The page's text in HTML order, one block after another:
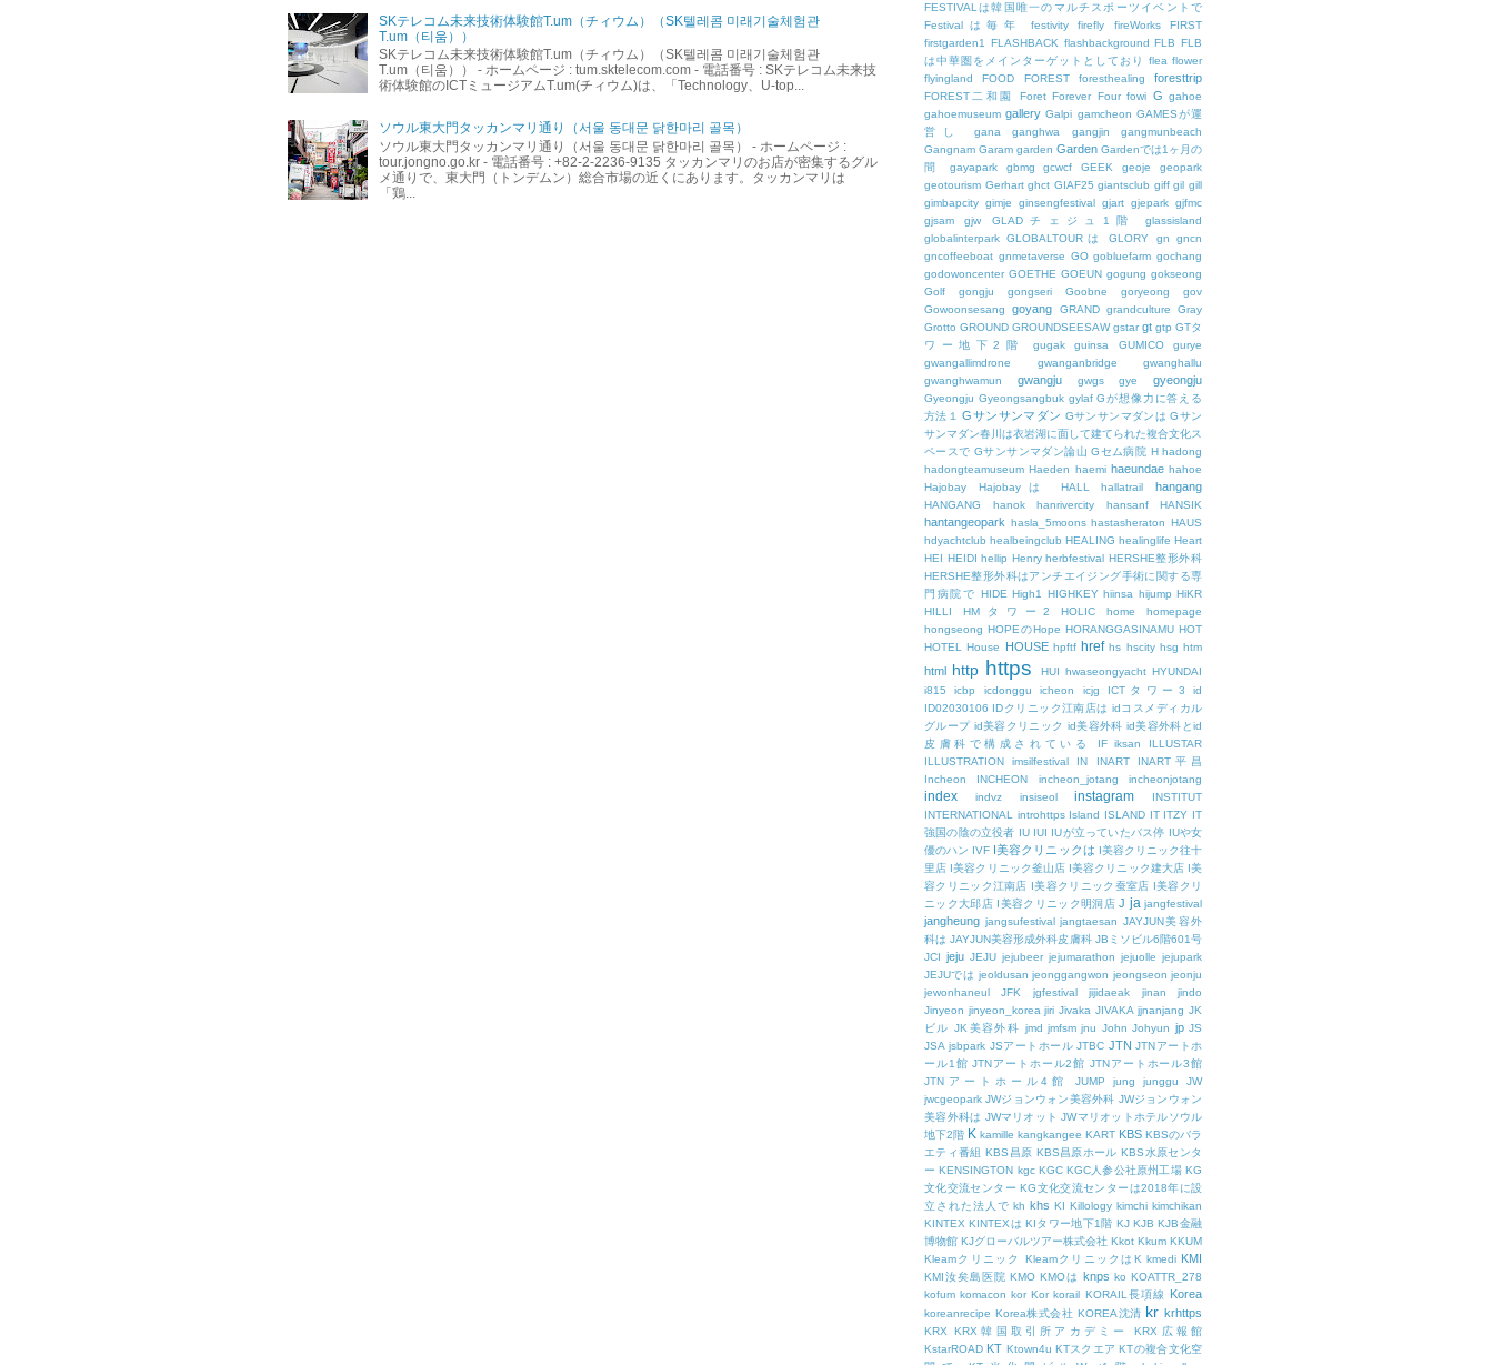
SKテレコム未来技術体験館T.um（チィウム）（SK텔레콤 미래기술체험관
T.um（티움））
SKテレコム未来技術体験館T.um（チィウム）（SK텔레콤 미래기술체험관
T.um（티움）） - ホームページ : tum.sktelecom.com - 電話番号 : SKテレコム未来技
術体験館のICTミュージアムT.um(チィウム)は、「Technology、U-top...
ソウル東大門タッカンマリ通り（서울 동대문 닭한마리 골목）
ソウル東大門タッカンマリ通り（서울 동대문 닭한마리 골목） - ホームページ :
tour.jongno.go.kr - 電話番号 : +82-2-2236-9135 タッカンマリのお店が密集するグル
メ通りで、東大門（トンデムン）総合市場の近くにあります。タッカンマリは
「鶏...
FESTIVALは韓国唯一のマルチスポーツイベントで
Festivalは毎年
festivity firefly fireWorks
FIRST
firstgarden1
FLASHBACK flashbackground FLB FLB
は中華圏をメインターゲットとしており
flea flower
flyingland
FOOD FOREST foresthealing foresttrip
FOREST二和園 Foret Forever Four fowi G gahoe
gahoemuseum gallery Galpi gamcheon GAMESが運
営し
gana ganghwa gangjin
gangmunbeach
Gangnam Garam garden Garden Gardenでは1ヶ月の
間
gayapark gbmg gcwcf GEEK geoje
geopark
geotourism Gerhart ghct GIAF25 giantsclub giff gil gill
gimbapcity gimje ginsengfestival gjart gjepark gjfmc
gjsam
gjw GLADチェジュ1階
glassisland
globalinterpark GLOBALTOURは GLORY gn
gncn
gncoffeeboat gnmetaverse GO gobluefarm gochang
godowoncenter GOETHE GOEUN gogung gokseong
Golf
gongju gongseri Goobne goryeong
gov
Gowoonsesang
goyang GRAND grandculture
Gray
Grotto GROUND GROUNDSEESAW gstar gt gtp GTタ
ワー地下2階
gugak guinsa GUMICO
gurye
gwangallimdrone
gwanganbridge
gwanghallu
gwanghwamun
gwangju gwgs gye gyeongju
Gyeongju Gyeongsangbuk gylaf Gが想像力に答える
方法１
Gサンサンマダン Gサンサンマダンは Gサン
サンマダン春川は衣岩湖に面して建てられた複合文化ス
ペースで Gサンサンマダン論山 Gセム病院 H hadong
hadongteamuseum Haeden haemi haeundae hahoe
Hajobay
Hajobayは HALL hallatrail hangang
HANGANG hanok hanrivercity hansanf HANSIK
hantangeopark hasla_5moons hastasheraton HAUS
hdyachtclub healbeingclub HEALING healinglife Heart
HEI HEIDI hellip Henry herbfestival HERSHE整形外科
HERSHE整形外科はアンチエイジング手術に関する専
門病院で HIDE High1 HIGHKEY hiinsa hijump HiKR
HILLI
HMタワー2 HOLIC home
homepage
hongseong HOPEのHope HORANGGASINAMU HOT
HOTEL
House HOUSE hpftf href hs hscity hsg htm
html http https HUI hwaseongyacht HYUNDAI
i815
icbp icdonggu icheon icjg ICTタワー3
id
ID02030106 IDクリニック江南店は idコスメディカル
グループ id美容クリニック id美容外科 id美容外科とid
皮膚科で構成されている
IF iksan
ILLUSTAR
ILLUSTRATION
imsilfestival IN INART
INART平昌
Incheon
INCHEON incheon_jotang incheonjotang
index indvz insiseol instagram
INSTITUT
INTERNATIONAL
introhttps Island ISLAND IT ITZY IT
強国の陰の立役者 IU IUI IUが立っていたバス停 IUや女
優のハン IVF I美容クリニックは I美容クリニック往十
里店 I美容クリニック釜山店 I美容クリニック建大店 I美
容クリニック江南店 I美容クリニック蚕室店 I美容クリ
ニック大邱店 I美容クリニック明洞店 J ja jangfestival
jangheung jangsufestival jangtaesan JAYJUN美容外
科は JAYJUN美容形成外科皮膚科 JBミソビル6階601号
JCI jeju JEJU jejubeer jejumarathon jejuolle jejupark
JEJUでは jeoldusan jeonggangwon jeongseon jeonju
jewonhaneul
JFK jgfestival jijidaeak jinan
jindo
Jinyeon jinyeon_korea jiri Jivaka JIVAKA jjnanjang JK
ビル JK美容外科 jmd jmfsm jnu John Johyun jp JS
JSA jsbpark JSアートホール JTBC JTN JTNアートホ
ール1館 JTNアートホール2館 JTNアートホール3館
JTNアートホール4館
JUMP jung junggu
JW
jwcgeopark JWジョンウォン美容外科 JWジョンウォン
美容外科は JWマリオット JWマリオットホテルソウル
地下2階 K kamille kangkangee KART KBS KBSのバラ
エティ番組 KBS昌原 KBS昌原ホール KBS水原センタ
ー KENSINGTON kgc KGC KGC人参公社原州工場 KG
文化交流センター KG文化交流センターは2018年に設
立された法人で kh khs KI Killology kimchi kimchikan
KINTEX KINTEXは KIタワー地下1階 KJ KJB KJB金融
博物館 KJグローバルツアー株式会社 Kkot Kkum KKUM
Kleamクリニック
KleamクリニックはK kmedi KMI
KMI汝矣島医院 KMO KMOは knps ko KOATTR_278
kofum komacon kor Kor korail KORAIL長項線 Korea
koreanrecipe Korea株式会社 KOREA沈清 kr krhttps
KRX KRX韓国取引所アカデミー
KRX広報館
KstarROAD KT Ktown4u KTスクエア KTの複合文化空